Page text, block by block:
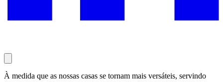
À medida que as nossas casas se tornam mais versáteis, servindo